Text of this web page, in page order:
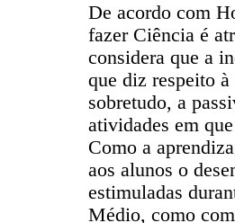
De acordo com
fazer Ciência é
considera que a
que diz respeito
sobretudo, a
atividades em
Como a
aos alunos o
estimuladas
Médio, como